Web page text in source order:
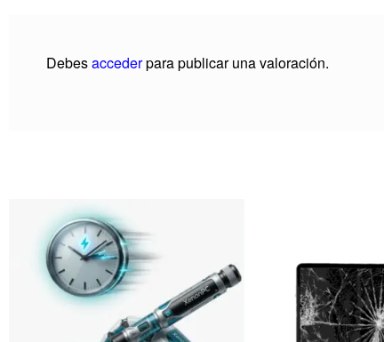
Debesaccederpara publicar una valoración.